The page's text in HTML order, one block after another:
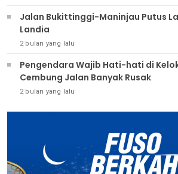
Jalan Bukittinggi-Maninjau Putus
Landia
2 bulan yang lalu
Pengendara Wajib Hati-hati di
Cembung Jalan Banyak Rusak
2 bulan yang lalu